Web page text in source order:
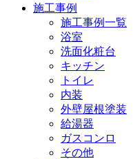
施工事例
施工事例一覧
浴室
洗面化粧台
キッチン
トイレ
内装
外壁屋根塗装
給湯器
ガスコンロ
その他